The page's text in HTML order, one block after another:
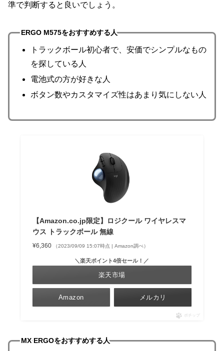
準で判断すると良いでしょう。
ERGO M575をおすすめする人
トラックボール初心者で、安価でシンプルなもの
を探している人
電池式の方が好きな人
ボタン数やカスタマイズ性はあまり気にしない人
【Amazon.co.jp限定】ロジクール ワイヤレスマ
ウス トラックボール 無線
¥6,360 （2023/09/09 15:07時点 | Amazon調べ）
Amazon
＼楽天ポイント4倍セール！／
楽天市場
メルカリ
ポチップ
MX ERGOをおすすめする人